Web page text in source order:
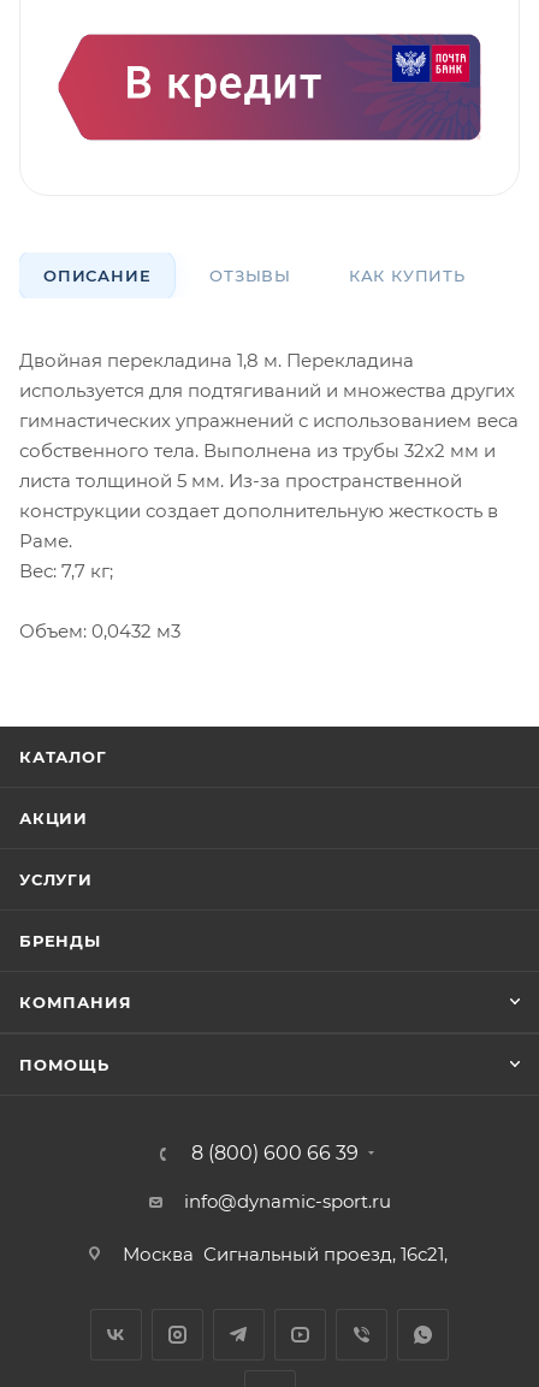
ОПИСАНИЕ ОТЗЫВЫ КАК КУПИТЬ
Двойная перекладина 1,8 м. Перекладина
используется для подтягиваний и множества других
гимнастических упражнений с использованием веса
собственного тела. Выполнена из трубы 32х2 мм и
листа толщиной 5 мм. Из-за пространственной
конструкции создает дополнительную жесткость в
Раме.
Вес: 7,7 кг;
Объем: 0,0432 м3
КАТАЛОГ
АКЦИИ
УСЛУГИ
БРЕНДЫ
КОМПАНИЯ
ПОМОЩЬ
8 (800) 600 66 39
info@dynamic-sport.ru
Москва Сигнальный проезд, 16с21,